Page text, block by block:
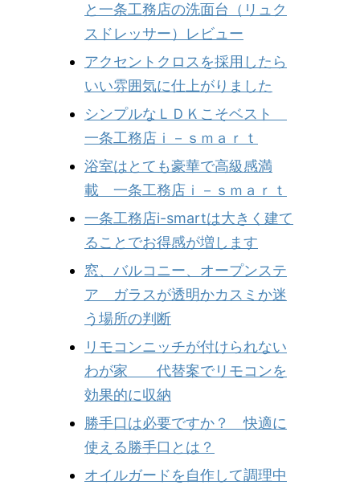
と一条工務店の洗面台（リュク
スドレッサー）レビュー
アクセントクロスを採用したら
いい雰囲気に仕上がりました
シンプルなＬＤＫこそベスト
一条工務店ｉ－ｓｍａｒｔ
浴室はとても豪華で高級感満
載 一条工務店ｉ－ｓｍａｒｔ
一条工務店i-smartは大きく建て
ることでお得感が増します
窓、バルコニー、オープンステ
ア ガラスが透明かカスミか迷
う場所の判断
リモコンニッチが付けられない
わが家 代替案でリモコンを
効果的に収納
勝手口は必要ですか？ 快適に
使える勝手口とは？
オイルガードを自作して調理中